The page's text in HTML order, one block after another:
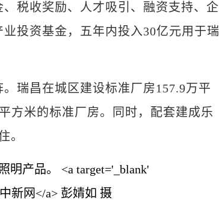
税收奖励、人才吸引、融资支持、企
投资基金，五年内投入30亿元用于瑞
瑞昌在城区建设标准厂房157.9万平
方米的标准厂房。同时，配套建成乐
。